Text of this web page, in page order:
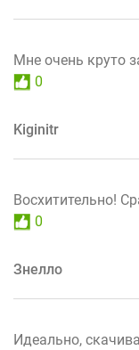
Мне очень круто
0
Kiginitr
Восхитительно!
0
Знелло
Идеально,